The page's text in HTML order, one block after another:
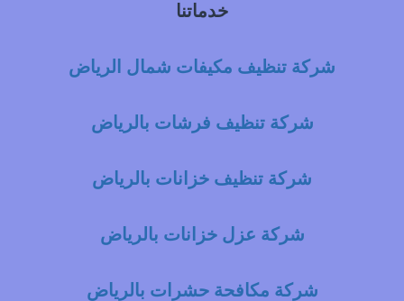
خدماتنا
شركة تنظيف مكيفات شمال الرياض
شركة تنظيف فرشات بالرياض
شركة تنظيف خزانات بالرياض
شركة عزل خزانات بالرياض
شركة مكافحة حشرات بالرياض